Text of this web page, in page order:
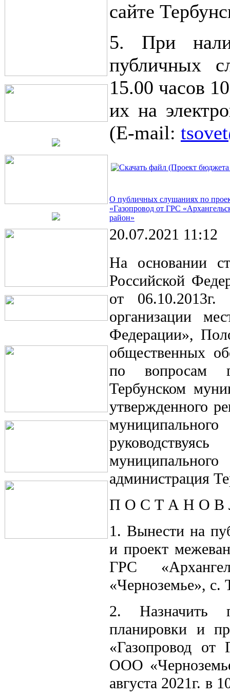
сайте
5. При
публичных
15.00 часов
их на
(E-mail:
О публичных слушаниях по
«Газопровод от ГРС
район»
20.07.2021 11:12
На основании
Российской
от
организации
Федерации»,
общественных
по вопросам
Тербунском
утвержденного
администрация
П О С Т А Н О В
1. Вынести на
и проект
ГРС
«Черноземье», с.
2. Назначить
планировки и
«Газопровод от
ООО
августа 2021г. в